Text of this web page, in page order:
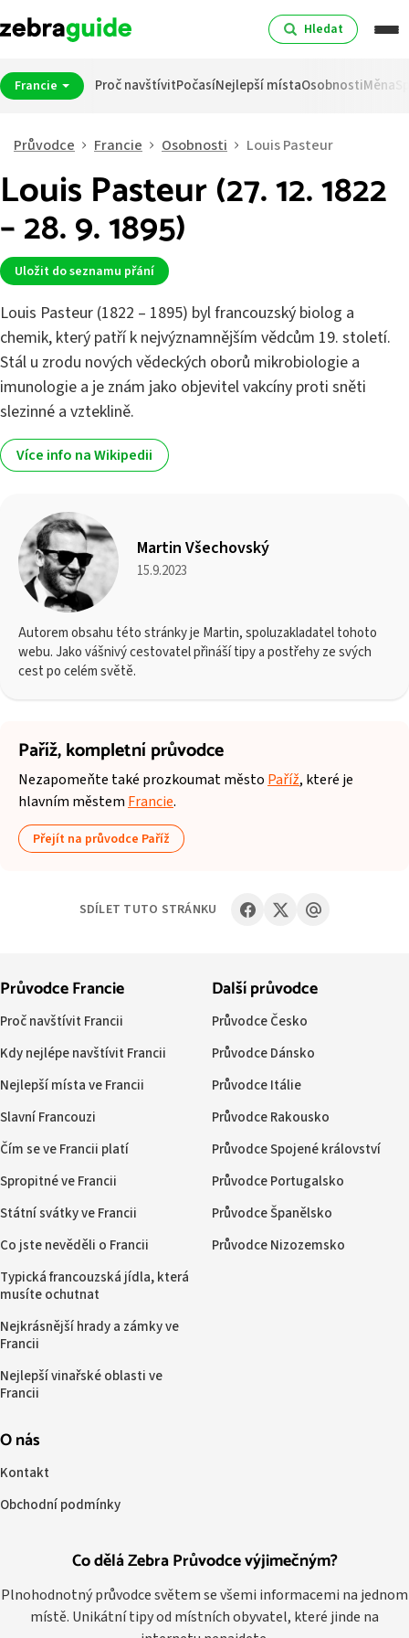
Hledat
Francie Proč navštívitPočasíNejlepší místaOsobnostiMěna
Průvodce Francie Osobnosti Louis Pasteur
Louis Pasteur (27. 12. 1822
– 28. 9. 1895)
Uložit do seznamu přání
Louis Pasteur (1822 – 1895) byl francouzský biolog a
chemik, který patří k nejvýznamnějším vědcům 19. století.
Stál u zrodu nových vědeckých oborů mikrobiologie a
imunologie a je znám jako objevitel vakcíny proti sněti
slezinné a vzteklině.
Více info na Wikipedii
Martin Všechovský
15.9.2023
Autorem obsahu této stránky je Martin, spoluzakladatel tohoto
webu. Jako vášnivý cestovatel přináší tipy a postřehy ze svých
cest po celém světě.
Paříž,kompletní průvodce
Nezapomeňte také prozkoumat městoPaříž, které je
hlavním městemFrancie.
Přejít na průvodce Paříž
SDÍLET TUTO STRÁNKU
Co dělá Zebra Průvodce výjimečným?
Plnohodnotný průvodce světem se všemi informacemi na jednom
místě. Unikátní tipy od místních obyvatel, které jinde na
Průvodce Francie
Proč navštívit Francii
Kdy nejlépe navštívit Francii
Nejlepší místa ve Francii
Slavní Francouzi
Čím se ve Francii platí
Spropitné ve Francii
Státní svátky ve Francii
Co jste nevěděli o Francii
Typická francouzská jídla, která
musíte ochutnat
Nejkrásnější hrady a zámky ve
Francii
Nejlepší vinařské oblasti ve
Francii
Další průvodce
Průvodce Česko
Průvodce Dánsko
Průvodce Itálie
Průvodce Rakousko
Průvodce Spojené království
Průvodce Portugalsko
Průvodce Španělsko
Průvodce Nizozemsko
O nás
Kontakt
Obchodní podmínky